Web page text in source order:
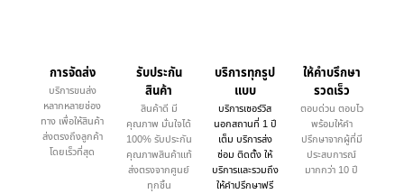
การจัดส่ง
บริการขนส่ง
หลากหลายช่อง
ทาง เพื่อให้สินค้า
ส่งตรงถึงลูกค้า
โดยเร็วที่สุด
รับประกัน
สินค้า
สินค้าดี มี
คุณภาพ มั่นใจได้
100% รับประกัน
คุณภาพสินค้าแท้
ส่งตรงจากศูนย์
ทุกชิ้น
บริการทุกรูป
แบบ
บริการเซอร์วิส
นอกสถานที่ 1 ปี
เต็ม บริการส่ง
ซ่อม ติดตั้ง ให้
บริการและรวมถึง
ให้คำปรึกษาฟรี
ให้คำบรึกษา
รวดเร็ว
ตอบด่วน ตอบไว
พร้อมให้คำ
ปรึกษาจากผู้ที่มี
ประสบการณ์
มากกว่า 10 ปี